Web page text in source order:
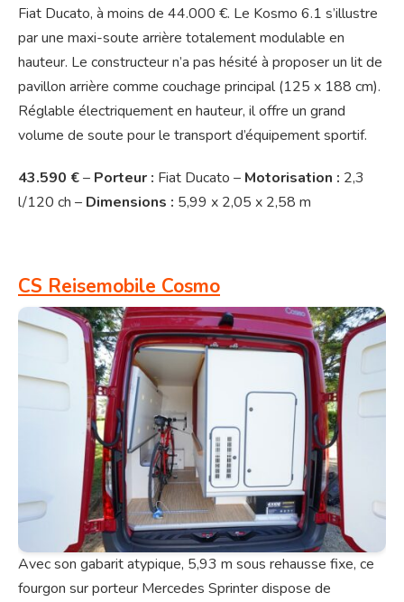
Fiat Ducato, à moins de 44.000 €. Le Kosmo 6.1 s’illustre
par une maxi-soute arrière totalement modulable en
hauteur. Le constructeur n’a pas hésité à proposer un lit de
pavillon arrière comme couchage principal (125 x 188 cm).
Réglable électriquement en hauteur, il offre un grand
volume de soute pour le transport d’équipement sportif.
43.590 €– Porteur : Fiat Ducato – Motorisation : 2,3
l/120 ch – Dimensions : 5,99 x 2,05 x 2,58 m
CS Reisemobile Cosmo
Avec son gabarit atypique, 5,93 m sous rehausse fixe, ce
fourgon sur porteur Mercedes Sprinter dispose de